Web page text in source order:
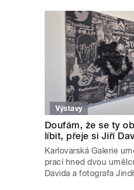
Výstavy
Doufám, že se ty
líbit, přeje si Jiří
Karlovarská Galerie
prací hned dvou
Davida a fotografa